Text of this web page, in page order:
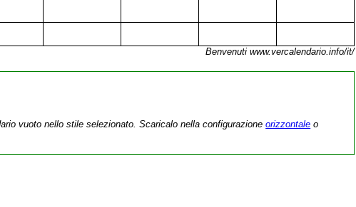
Benvenuti www.vercalendario.info/it/
vuoto nello stile selezionato. Scaricalo nella configurazioneorizzontale o